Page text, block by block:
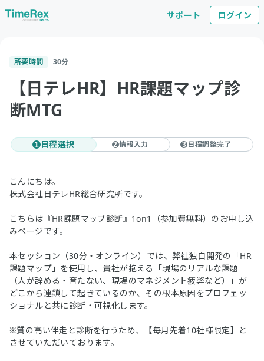
サポート ログイン
所要時間 30分
【日テレHR】HR課題マップ診
断MTG
1 日程選択 2情報入力 3 日程調整完了
こんにちは。
株式会社日テレHR総合研究所です。
こちらは『HR課題マップ診断』1on1（参加費無料）のお申し込
みページです。
本セッション（30分・オンライン）では、弊社独自開発の「HR
課題マップ」を使用し、貴社が抱える「現場のリアルな課題
（人が辞める・育たない、現場のマネジメント疲弊など）」が
どこから連鎖して起きているのか、その根本原因をプロフェッ
ショナルと共に診断・可視化します。
※質の高い伴走と診断を行うため、【毎月先着10社様限定】と
させていただいております。